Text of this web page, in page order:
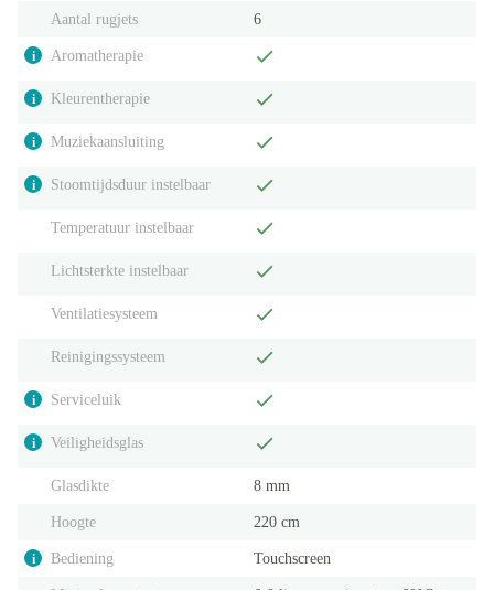
Aantal rugjets 6
i Aromatherapie
i Kleurentherapie
i Muziekaansluiting
i Stoomtijdsduur instelbaar
Temperatuur instelbaar
Lichtsterkte instelbaar
Ventilatiesysteem
Reinigingssysteem
i Serviceluik
i Veiligheidsglas
Glasdikte 8 mm
Hoogte 220 cm
i Bediening Touchscreen